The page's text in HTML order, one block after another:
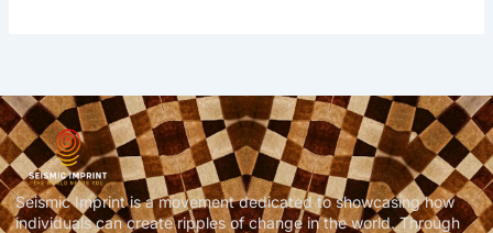
Seismic Imprint is a movement dedicated to showcasing how
individuals can create ripples of change in the world. Through